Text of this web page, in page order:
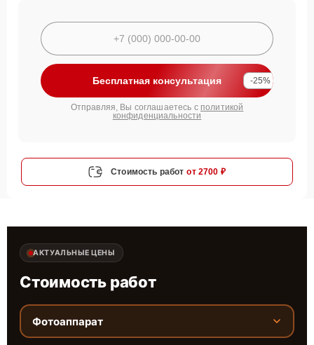
Бесплатная консультация -25%
Отправляя, Вы соглашаетесь с политикой
конфиденциальности
Стоимость работ от 2700 ₽
АКТУАЛЬНЫЕ ЦЕНЫ
Стоимость работ
Фотоаппарат